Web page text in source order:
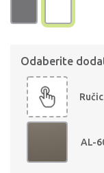
Odaberite
AL-